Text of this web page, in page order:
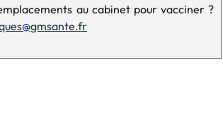
au cabinet pour vacciner ?